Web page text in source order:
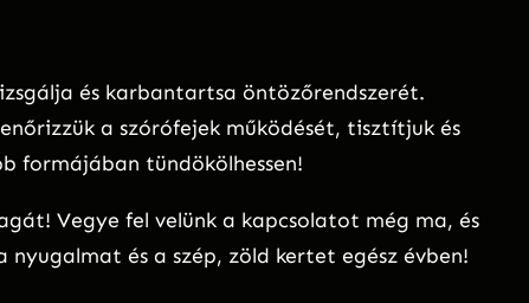
és karbantartsa öntözőrendszerét.
a szórófejek működését, tisztítjuk és
formájában tündökölhessen!
Vegye fel velünk a kapcsolatot még ma, és
és a szép, zöld kertet egész évben!